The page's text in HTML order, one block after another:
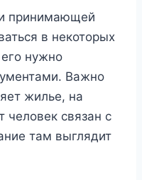
принимающей
в некоторых
нужно
Важно
жилье, на
человек связан с
там выглядит